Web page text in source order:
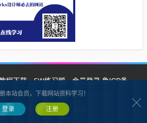
程下载 SW练习题 会员登录鲁ICP备
-1鲁公网安备 37132902372928号
学网 基于 Z-BlogPHP
本站会员，下载网站资料学习！
登录 注册